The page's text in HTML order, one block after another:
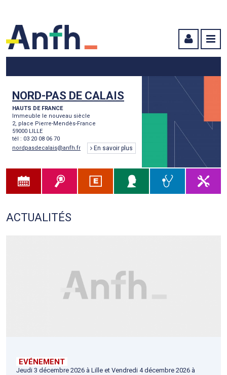
NORD-PAS DE CALAIS
HAUTS DE FRANCE
Immeuble le nouveau siècle
2, place Pierre-Mendès-France
59000 LILLE
tél : 03 20 08 06 70
nordpasdecalais@anfh.fr
En savoir plus
ACTUALITÉS
EVÉNEMENT
Jeudi 3 décembre 2026 à Lille et Vendredi 4 décembre 2026 à